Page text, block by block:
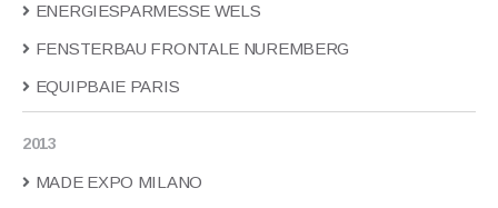
ENERGIESPARMESSE WELS
FENSTERBAU FRONTALE NUREMBERG
EQUIPBAIE PARIS
2013
MADE EXPO MILANO